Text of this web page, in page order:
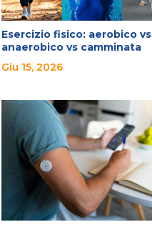
Esercizio fisico: aerobico vs
anaerobico vs camminata
Giu 15, 2026